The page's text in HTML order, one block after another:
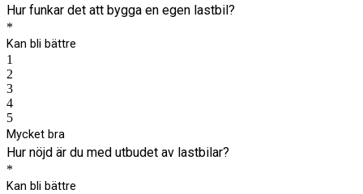
Hur funkar det att bygga en egen lastbil?
*
Kan bli bättre
1
2
3
4
5
Mycket bra
Hur nöjd är du med utbudet av lastbilar?
*
Kan bli bättre